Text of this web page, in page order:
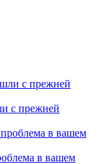
с прежней
в вашем